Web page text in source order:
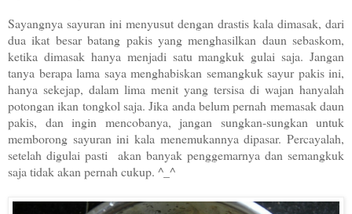
Sayangnya sayuran ini menyusut dengan drastis kala dimasak, dari
dua ikat besar batang pakis yang menghasilkan daun sebaskom,
ketika dimasak hanya menjadi satu mangkuk gulai saja. Jangan
tanya berapa lama saya menghabiskan semangkuk sayur pakis ini,
hanya sekejap, dalam lima menit yang tersisa di wajan hanyalah
potongan ikan tongkol saja. Jika anda belum pernah memasak daun
pakis, dan ingin mencobanya, jangan sungkan-sungkan untuk
memborong sayuran ini kala menemukannya dipasar. Percayalah,
setelah digulai pasti akan banyak penggemarnya dan semangkuk
saja tidak akan pernah cukup. ^_^